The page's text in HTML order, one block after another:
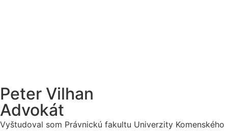
Peter Vilhan
Advokát
Vyštudoval som Právnickú fakultu Univerzity Komenského